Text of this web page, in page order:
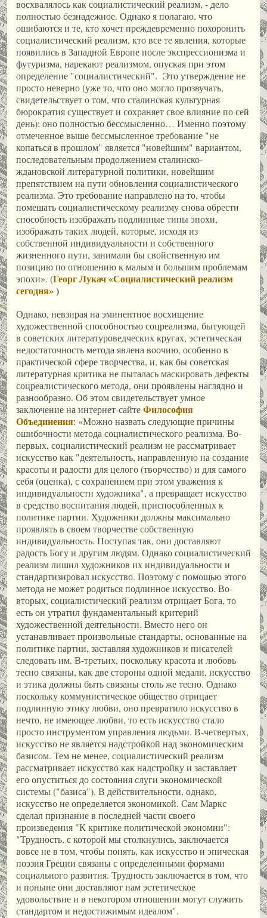
восхвалялось как социалистический реализм, - дело
полностью безнадежное. Однако я полагаю, что
ошибаются и те, кто хочет преждевременно похоронить
социалистический реализм, кто все те явления, которые
появились в Западной Европе после экспрессионизма и
футуризма, нарекают реализмом, опуская при этом
определение "социалистический". Это утверждение не
просто неверно (уже то, что оно могло прозвучать,
свидетельствует о том, что сталинская культурная
бюрократия существует и сохраняет свое влияние по сей
день): оно полностью бессмысленно… Именно поэтому
отмеченное выше бессмысленное требование "не
копаться в прошлом" является "новейшим" вариантом,
последовательным продолжением сталинско-
ждановской литературной политики, новейшим
препятствием на пути обновления социалистического
реализма. Это требование направлено на то, чтобы
помешать социалистическому реализму снова обрести
способность изображать подлинные типы эпохи,
изображать таких людей, которые, исходя из
собственной индивидуальности и собственного
жизненного пути, занимали бы свойственную им
позицию по отношению к малым и большим проблемам
эпохи». (Георг Лукач «Социалистический реализм
сегодня»)
Однако, невзирая на эминентное восхищение
художественной способностью соцреализма, бытующей
в советских литературоведческих кругах, эстетическая
недостаточность метода явлена воочию, особенно в
практической сфере творчества, и, как бы советская
литературная критика не пыталась маскировать дефекты
соцреалистического метода, они проявлены наглядно и
разнообразно. Об этом свидетельствует умное
заключение на интернет-сайтеФилософия
Объединения: «Можно назвать следующие причины
ошибочности метода социалистического реализма. Во-
первых, социалистический реализм не рассматривает
искусство как "деятельность, направленную на создание
красоты и радости для целого (творчество) и для самого
себя (оценка), с сохранением при этом уважения к
индивидуальности художника", а превращает искусство
в средство воспитания людей, приспособленных к
политике партии. Художники должны максимально
проявлять в своем творчестве собственную
индивидуальность. Поступая так, они доставляют
радость Богу и другим людям. Однако социалистический
реализм лишил художников их индивидуальности и
стандартизировал искусство. Поэтому с помощью этого
метода не может родиться подлинное искусство. Во-
вторых, социалистический реализм отрицает Бога, то
есть он утратил фундаментальный критерий
художественной деятельности. Вместо него он
устанавливает произвольные стандарты, основанные на
политике партии, заставляя художников и писателей
следовать им. В-третьих, поскольку красота и любовь
тесно связаны, как две стороны одной медали, искусство
и этика должны быть связаны столь же тесно. Однако
поскольку коммунистическое общество отрицает
подлинную этику любви, оно превратило искусство в
нечто, не имеющее любви, то есть искусство стало
просто инструментом управления людьми. В-четвертых,
искусство не является надстройкой над экономическим
базисом. Тем не менее, социалистический реализм
рассматривает искусство как надстройку и заставляет
его опуститься до состояния слуги экономической
системы ("базиса"). В действительности, однако,
искусство не определяется экономикой. Сам Маркс
сделал признание в последней части своего
произведения "К критике политической экономии":
"Трудность, с которой мы столкнулись, заключается
вовсе не в том, чтобы понять, как искусство и эпическая
поэзия Греции связаны с определенными формами
социального развития. Трудность заключается в том, что
и поныне они доставляют нам эстетическое
удовольствие и в некотором отношении могут служить
стандартом и недостижимым идеалом".